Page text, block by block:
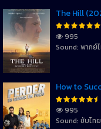
The Hill
995
Sound: พากย์
How to
995
Sound: ซับไทย